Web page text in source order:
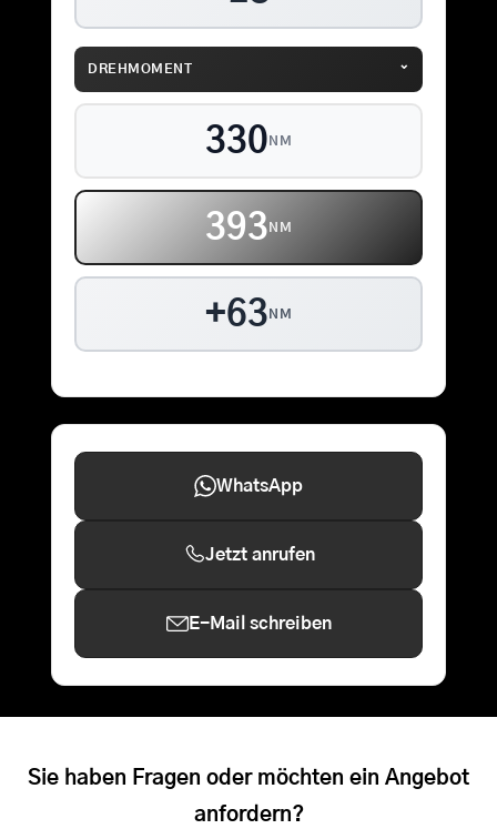
DREHMOMENT ⌄
330 NM
393 NM
+63 NM
WhatsApp
Jetzt anrufen
E-Mail schreiben
Sie haben Fragen oder möchten ein Angebot
anfordern?